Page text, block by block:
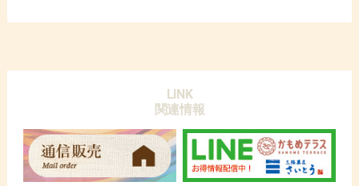
LINK
関連情報